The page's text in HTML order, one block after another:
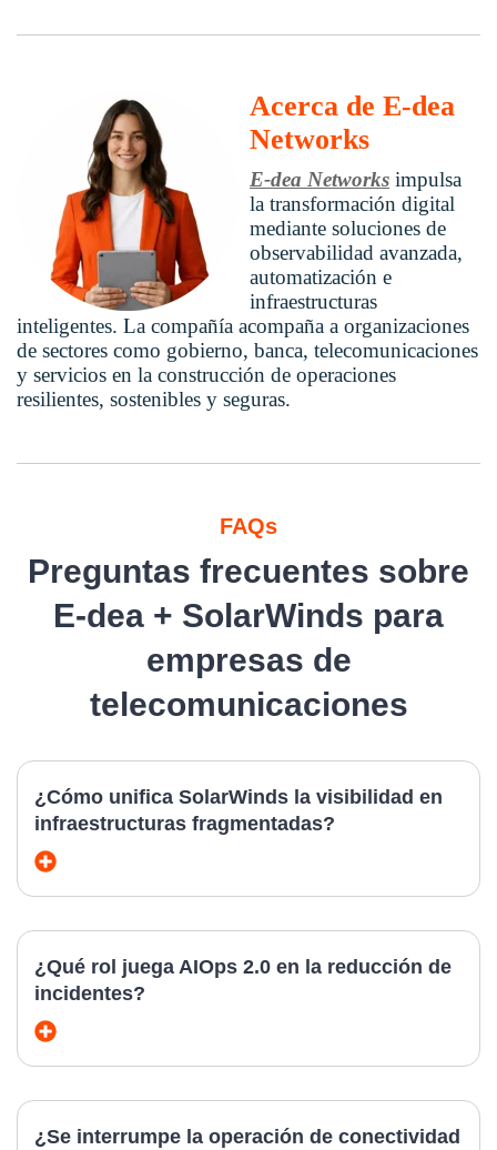
Acerca de E-dea
Networks
E-dea Networks impulsa
la transformación digital
mediante soluciones de
observabilidad avanzada,
automatización e
infraestructuras
inteligentes. La compañía acompaña a organizaciones
de sectores como gobierno, banca, telecomunicaciones
y servicios en la construcción de operaciones
resilientes, sostenibles y seguras.
FAQs
Preguntas frecuentes sobre
E-dea + SolarWinds para
empresas de
telecomunicaciones
¿Cómo unifica SolarWinds la visibilidad en
infraestructuras fragmentadas?
¿Qué rol juega AIOps 2.0 en la reducción de
incidentes?
¿Se interrumpe la operación de conectividad